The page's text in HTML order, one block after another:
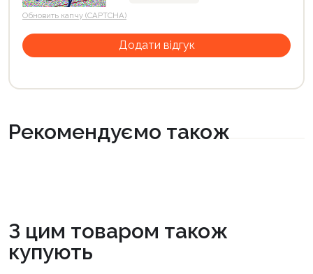
Обновить капчу (CAPTCHA)
Рекомендуємо також
З цим товаром також
купують